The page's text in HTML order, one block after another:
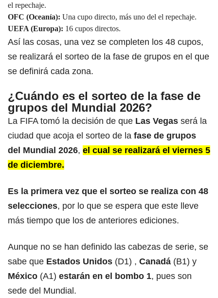
el repechaje.
OFC (Oceanía): Una cupo directo, más uno del el repechaje.
UEFA (Europa): 16 cupos directos.
Así las cosas, una vez se completen los 48 cupos,
se realizará el sorteo de la fase de grupos en el que
se definirá cada zona.
¿Cuándo es el sorteo de lafase de
grupos del Mundial 2026?
La FIFA tomó la decisión de que Las Vegas será la
ciudad que acoja el sorteo de la fase de grupos
del Mundial 2026, el cual se realizará el viernes 5
de diciembre.
Es la primera vez que el sorteo se realiza con 48
selecciones, por lo que se espera que este lleve
más tiempo que los de anteriores ediciones.
Aunque no se han definido las cabezas de serie, se
sabe que Estados Unidos (D1) , Canadá (B1) y
México (A1) estarán en el bombo 1, pues son
sede del Mundial.